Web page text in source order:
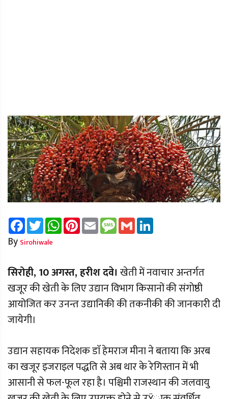
FacebookTwitterWhatsAppPinterest
Email Message
Gmail
By Sirohiwale
सिरोही, 10 अगस्त, हरीश दवे। खेती में नवाचार अन्तर्गत
खजूर की खेती के लिए उद्यान विभाग किसानों की संगोष्ठी
आयोजित कर उनन्त उद्यानिकी की तकनीकी की जानकारी दी
जायेगी।
उद्यान सहायक निदेशक डाॅ हेमराज मीना ने बताया कि अरब
का खजूर इजराइल पद्धति से अब थार के रेगिस्तान में भी
आसानी से फल-फूल रहा है। पश्चिमी राजस्थान की जलवायु